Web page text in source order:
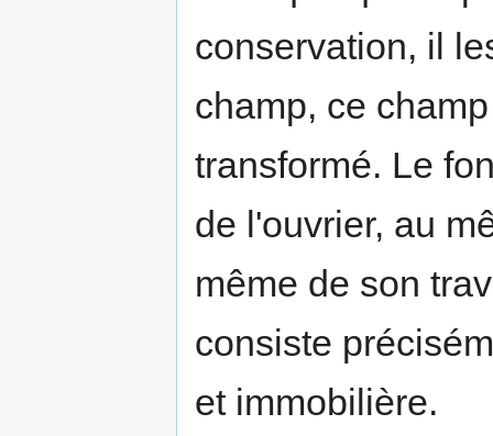
conservation, il
champ, ce
transformé. Le
de l'ouvrier, au
même de son
consiste
et immobilière.